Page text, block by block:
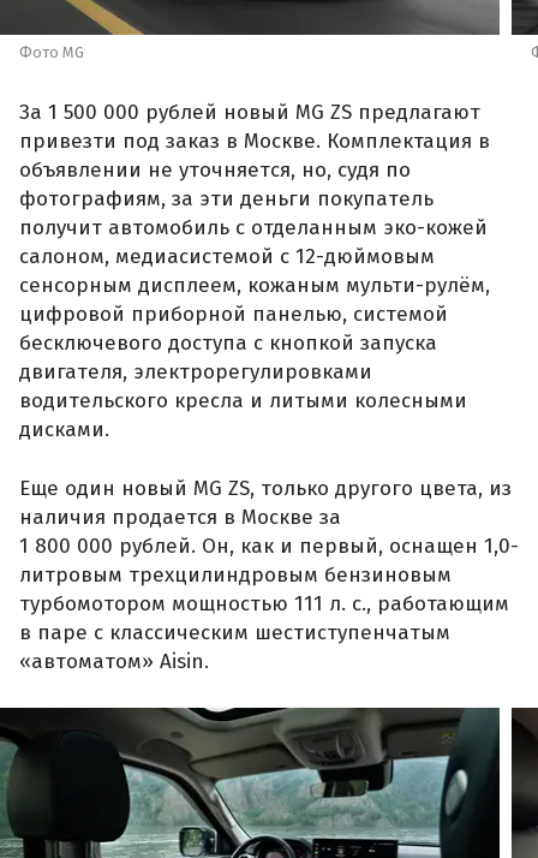
Фото MG
За 1 500 000 рублей новый MG ZS предлагают
привезти под заказ в Москве. Комплектация в
объявлении не уточняется, но, судя по
фотографиям, за эти деньги покупатель
получит автомобиль с отделанным эко-кожей
салоном, медиасистемой с 12-дюймовым
сенсорным дисплеем, кожаным мульти-рулём,
цифровой приборной панелью, системой
бесключевого доступа с кнопкой запуска
двигателя, электрорегулировками
водительского кресла и литыми колесными
дисками.
Еще один новый MG ZS, только другого цвета, из
наличия продается в Москве за
1 800 000 рублей. Он, как и первый, оснащен 1,0-
литровым трехцилиндровым бензиновым
турбомотором мощностью 111 л. с., работающим
в паре с классическим шестиступенчатым
«автоматом» Aisin.